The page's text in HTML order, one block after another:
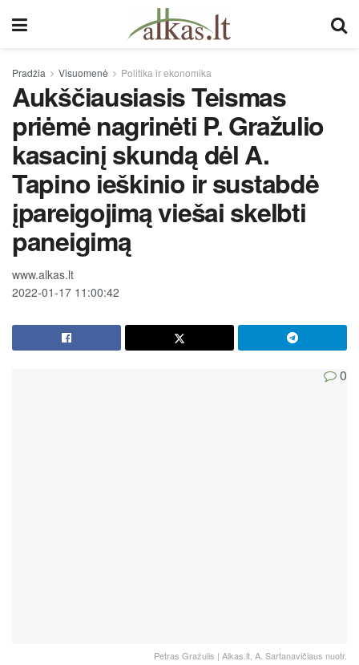
Pradžia Visuomenė Politika ir ekonomika
Aukščiausiasis Teismas
priėmė nagrinėti P. Gražulio
kasacinį skundą dėl A.
Tapino ieškinio ir sustabdė
įpareigojimą viešai skelbti
paneigimą
www.alkas.lt
2022-01-17 11:00:42
0
Petras Gražulis | Alkas.lt, A. Sartanavičiaus nuotr.